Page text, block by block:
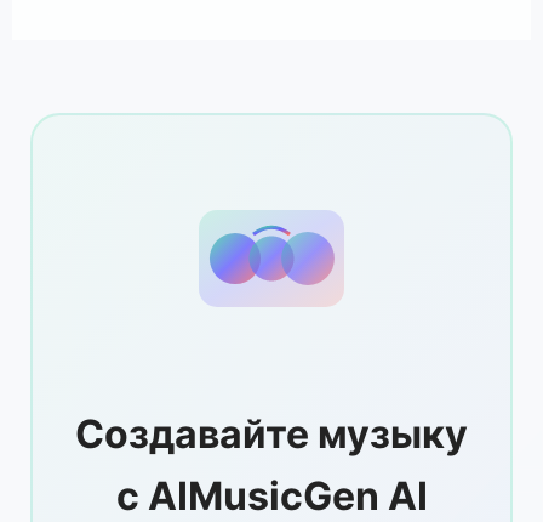
Создавайте музыку
с AIMusicGen AI